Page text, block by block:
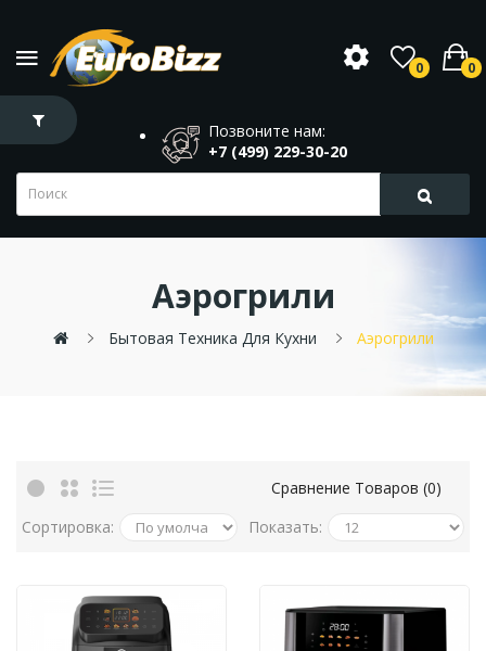
0 0
Позвоните нам:
+7 (499) 229-30-20
Аэрогрили
Бытовая Техника Для Кухни Аэрогрили
Сравнение Товаров (0)
Сортировка:
Показать: